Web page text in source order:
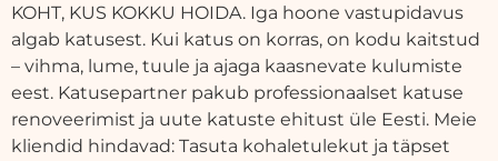
KOHT, KUS KOKKU HOIDA. Iga hoone vastupidavus
algab katusest. Kui katus on korras, on kodu kaitstud
– vihma, lume, tuule ja ajaga kaasnevate kulumiste
eest. Katusepartner pakub professionaalset katuse
renoveerimist ja uute katuste ehitust üle Eesti. Meie
kliendid hindavad: Tasuta kohaletulekut ja täpset